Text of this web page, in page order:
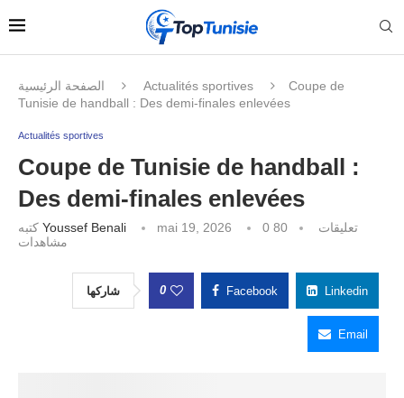
الصفحة الرئيسية Actualités sportives
Coupe de
Tunisie de handball : Des demi-finales enlevées
Actualités sportives
Coupe de Tunisie de handball :
Des demi-finales enlevées
Youssef Benali mai 19, 2026 0 تعليقات
80
مشاهدات
شاركها 0 Facebook Linkedin
Email